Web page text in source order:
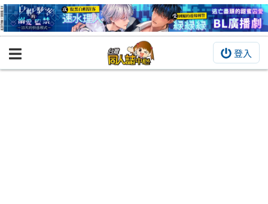
登入
BOOKY書集倉庫